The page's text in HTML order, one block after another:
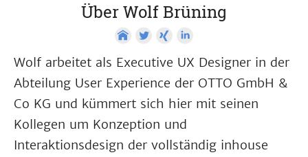
Über Wolf Brüning
Wolf arbeitet als Executive UX Designer in der
Abteilung User Experience der OTTO GmbH &
Co KG und kümmert sich hier mit seinen
Kollegen um Konzeption und
Interaktionsdesign der vollständig inhouse